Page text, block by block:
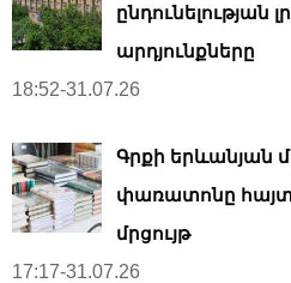
ընդունելության
արդյունքները
18:52-31.07.26
Գրքի երևանյան
փառատոնը
մրցույթ
17:17-31.07.26